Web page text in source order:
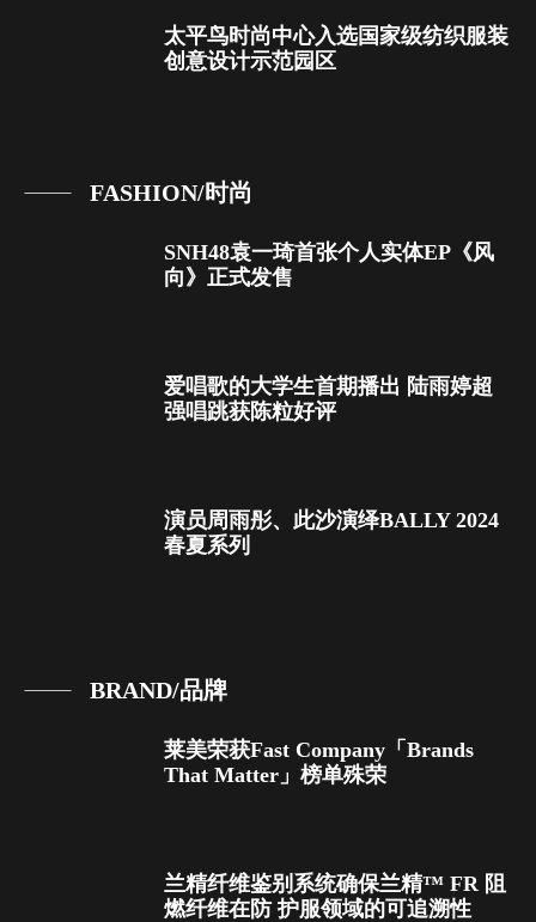
太平鸟时尚中心入选国家级纺织服装
创意设计示范园区
FASHION/时尚
SNH48袁一琦首张个人实体EP《风
向》正式发售
爱唱歌的大学生首期播出 陆雨婷超
强唱跳获陈粒好评
演员周雨彤、此沙演绎BALLY 2024
春夏系列
BRAND/品牌
莱美荣获Fast Company「Brands
That Matter」榜单殊荣
兰精纤维鉴别系统确保兰精™ FR 阻
燃纤维在防 护服领域的可追溯性